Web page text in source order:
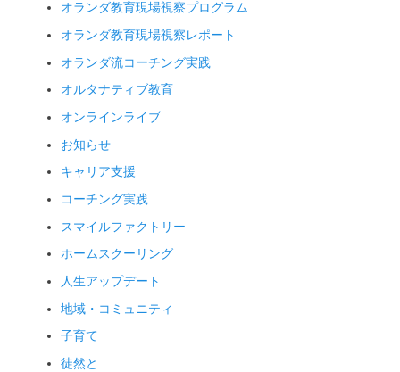
オランダ教育現場視察プログラム
オランダ教育現場視察レポート
オランダ流コーチング実践
オルタナティブ教育
オンラインライブ
お知らせ
キャリア支援
コーチング実践
スマイルファクトリー
ホームスクーリング
人生アップデート
地域・コミュニティ
子育て
徒然と